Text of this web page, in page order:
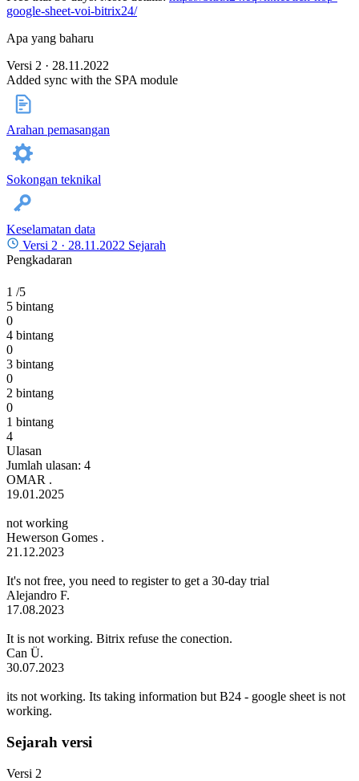
google-sheet-voi-bitrix24/
Apa yang baharu
Versi 2 · 28.11.2022
Added sync with the SPA module
Arahan pemasangan
Sokongan teknikal
Keselamatan data
Versi 2 · 28.11.2022 Sejarah
Pengkadaran
1 /5
5 bintang
0
4 bintang
0
3 bintang
0
2 bintang
0
1 bintang
4
Ulasan
Jumlah ulasan: 4
OMAR .
19.01.2025
not working
Hewerson Gomes .
21.12.2023
It's not free, you need to register to get a 30-day trial
Alejandro F.
17.08.2023
It is not working. Bitrix refuse the conection.
Can Ü.
30.07.2023
its not working. Its taking information but B24 - google sheet is not
working.
Sejarah versi
Versi 2